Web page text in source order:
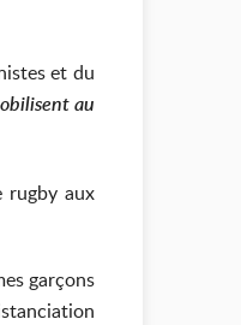
et du
au
rugby aux
garçons